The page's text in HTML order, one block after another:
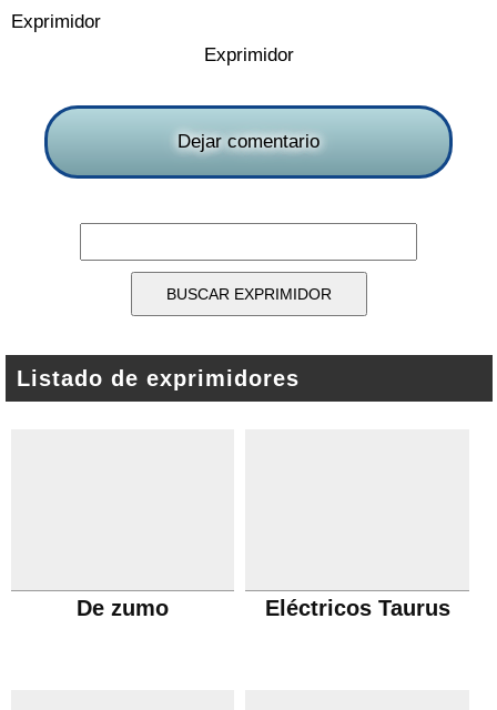
Exprimidor
Exprimidor
Dejar comentario
Listado de exprimidores
De zumo Eléctricos Taurus